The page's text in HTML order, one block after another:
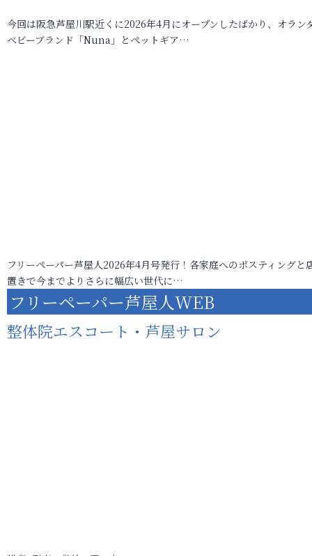
今回は阪急芦屋川駅近くに2026年4月にオープンしたばかり、オラン
ベビーブランド「Nuna」とペットギア…
フリーペーパー芦屋人2026年4月号発行！各家庭へのポスティングと
置きで今までよりさらに幅広い世代に…
フリーペーパー芦屋人WEB
整体院エスコート・芦屋サロン